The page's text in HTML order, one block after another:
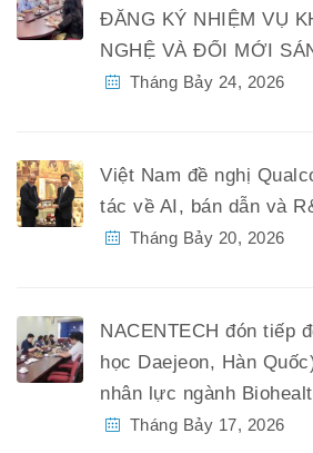
ĐĂNG KÝ NHIỆM VỤ
NGHỆ VÀ ĐỔI MỚI
Tháng Bảy 24, 2026
Việt Nam đề nghị
tác về AI, bán dẫn và
Tháng Bảy 20, 2026
NACENTECH đón tiếp
học Daejeon, Hàn
nhân lực ngành
Tháng Bảy 17, 2026